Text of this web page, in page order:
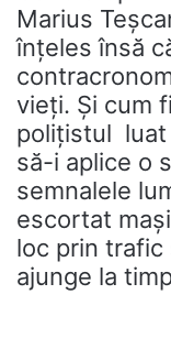
Marius
înțeles însă
vieți. Și cum
polițistul luat
să-i aplice o
semnalele
escortat
loc prin
ajunge la